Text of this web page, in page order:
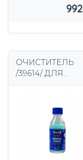
992
ОЧИСТИТЕЛЬ
/39614/ ДЛЯ